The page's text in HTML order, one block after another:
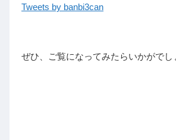
Tweets by banbi3can
ぜひ、ご覧になってみたらいかがでし